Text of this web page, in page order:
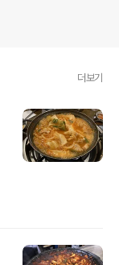
더보기